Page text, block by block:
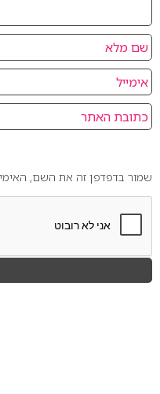
שמור בדפדפן זה את השם,